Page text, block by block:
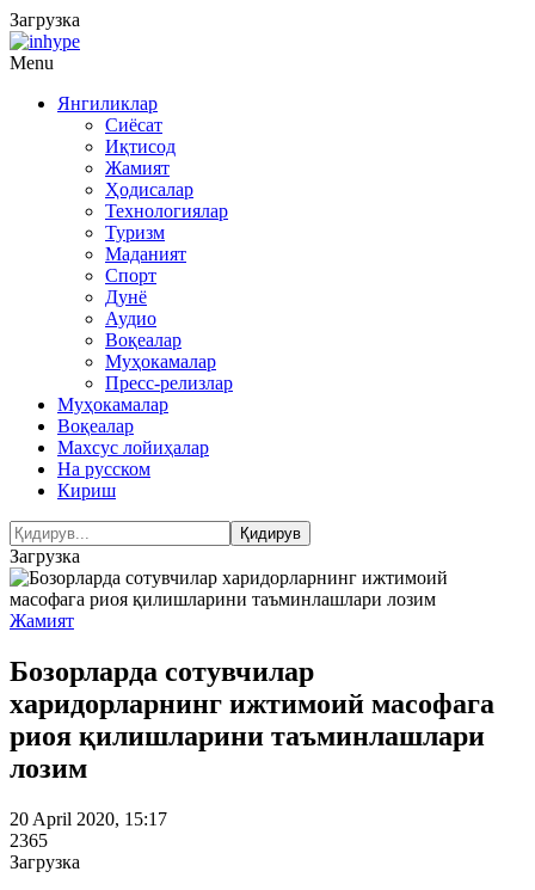
Загрузка
Menu
Янгиликлар
Сиёсат
Иқтисод
Жамият
Ҳодисалар
Технологиялар
Туризм
Маданият
Спорт
Дунё
Аудио
Воқеалар
Муҳокамалар
Пресс-релизлар
Муҳокамалар
Воқеалар
Махсус лойиҳалар
На русском
Кириш
Загрузка
Жамият
Бозорларда сотувчилар
харидорларнинг ижтимоий масофага
риоя қилишларини таъминлашлари
лозим
20 April 2020, 15:17
2365
Загрузка